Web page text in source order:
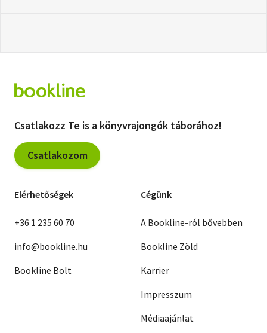
Csatlakozz Te is a könyvrajongók táborához!
Csatlakozom
Elérhetőségek
+36 1 235 60 70
info@bookline.hu
Bookline Bolt
Cégünk
A Bookline-ról bővebben
Bookline Zöld
Karrier
Impresszum
Médiaajánlat